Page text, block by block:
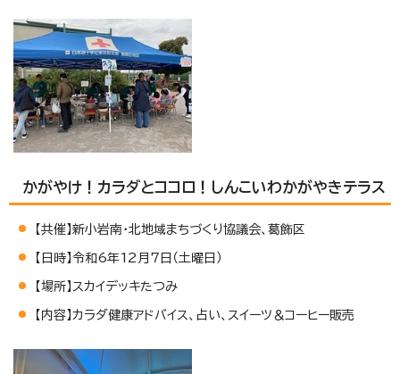
かがやけ！カラダとココロ！しんこいわかがやきテラス
【共催】新小岩南・北地域まちづくり協議会、葛飾区
【日時】令和6年12月7日（土曜日）
【場所】スカイデッキたつみ
【内容】カラダ健康アドバイス、占い、スイーツ＆コーヒー販売